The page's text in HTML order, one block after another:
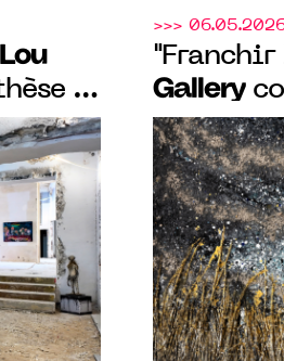
et
>>>
Gallery
Luc